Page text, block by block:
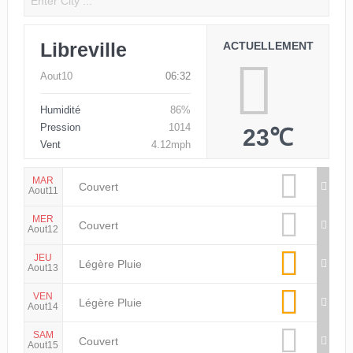
Libreville
Aout10 06:32
Humidité
86%
Pression
1014
Vent
4.12mph
ACTUELLEMENT
23℃
MAR
Aout11
Couvert
MER
Aout12
Couvert
JEU
Aout13
Légère Pluie
VEN
Aout14
Légère Pluie
SAM
Aout15
Couvert